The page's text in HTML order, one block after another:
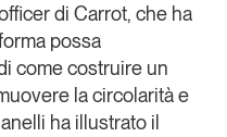
di Carrot, che ha
possa
come costruire un
la circolarità e
ha illustrato il